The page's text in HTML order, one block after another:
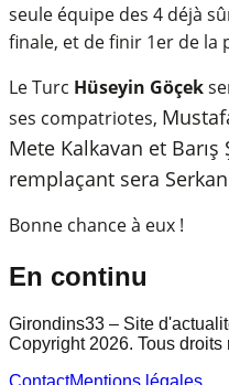
seule équipe des 4 déjà
finale, et de finir 1er de la
Le Turc Hüseyin Göçek
ses compatriotes,
Mete Kalkavan et
remplaçant sera
Bonne chance à eux !
En continu
Girondins33 – Site
Copyright 2026. Tous droits
ContactMentions légales